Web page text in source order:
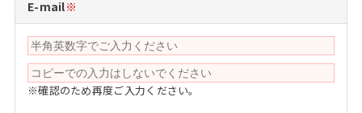
E-mail※
※確認のため再度ご入力ください。